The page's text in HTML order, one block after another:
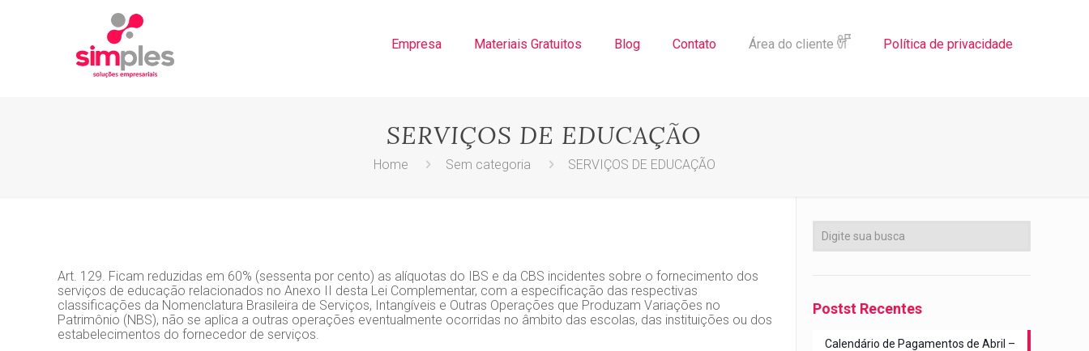
Empresa Materiais Gratuitos Blog Contato Área do cliente Política de privacidade
SERVIÇOS DE EDUCAÇÃO
Home Sem categoria SERVIÇOS DE EDUCAÇÃO
Art. 129. Ficam reduzidas em 60% (sessenta por cento) as alíquotas do IBS e da CBS incidentes sobre o fornecimento dos
serviços de educação relacionados no Anexo II desta Lei Complementar, com a especificação das respectivas
classificações da Nomenclatura Brasileira de Serviços, Intangíveis e Outras Operações que Produzam Variações no
Patrimônio (NBS), não se aplica a outras operações eventualmente ocorridas no âmbito das escolas, das instituições ou dos
estabelecimentos do fornecedor de serviços.
Postst Recentes
Calendário de Pagamentos de Abril –